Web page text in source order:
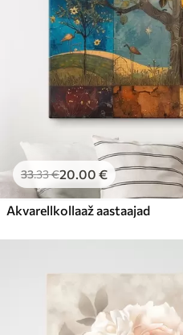
33.33€20.00 €
Akvarellkollaaž aastaajad